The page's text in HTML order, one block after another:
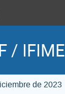
/
de 2023